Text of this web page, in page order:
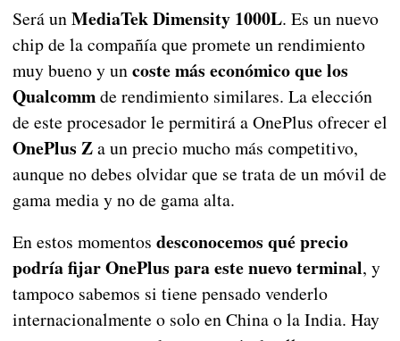
Será unMediaTek Dimensity 1000L. Es un nuevo
chip de la compañía que promete un rendimiento
muy bueno y uncoste más económico que los
Qualcommde rendimiento similares. La elección
de este procesador le permitirá a OnePlus ofrecer el
OnePlus Za un precio mucho más competitivo,
aunque no debes olvidar que se trata de un móvil de
gama media y no de gama alta.
En estos momentos desconocemos qué precio
podría fijar OnePlus para este nuevo terminal, y
tampoco sabemos si tiene pensado venderlo
internacionalmente o solo en China o la India. Hay